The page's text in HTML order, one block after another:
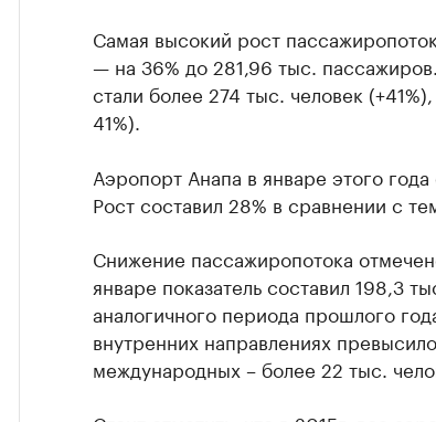
Самая высокий рост
— на 36% до 281,96 тыс.
стали более 274 тыс. человек
41%).
Аэропорт Анапа в январе этого
Рост составил 28% в сравнении с
Снижение пассажиропотока
январе показатель составил 198,3
аналогичного периода прошлого
внутренних направлениях
международных – более 22 тыс.